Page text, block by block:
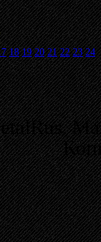
18 19 20 21 22 23 24